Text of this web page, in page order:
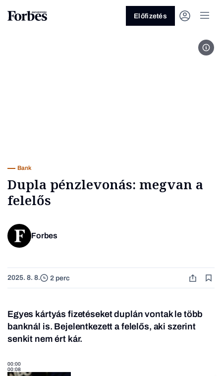
Előfizetés
Bank
Dupla pénzlevonás: megvan a
felelős
Forbes
2025. 8. 8. 2 perc
Egyes kártyás fizetéseket duplán vontak le több
banknál is. Bejelentkezett a felelős, aki szerint
senkit nem ért kár.
00:00
00:08